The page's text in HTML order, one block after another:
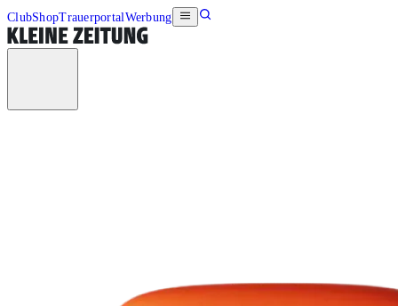
ClubShopTrauerportalWerbung